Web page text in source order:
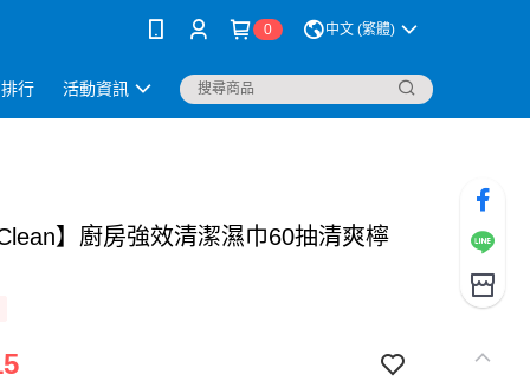
0 中文 (繁體)
行 活動資訊
】廚房強效清潔濕巾60抽清爽檸